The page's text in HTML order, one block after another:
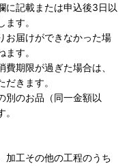
に記載または申込後3日以
す。
お届けができなかった場
す。
期限が過ぎた場合は、
きます。
別のお品（同一金額以
加工その他の工程のうち